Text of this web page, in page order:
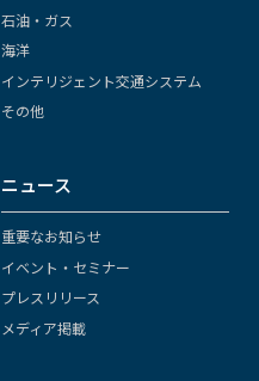
石油・ガス
海洋
インテリジェント交通システム
その他
ニュース
重要なお知らせ
イベント・セミナー
プレスリリース
メディア掲載